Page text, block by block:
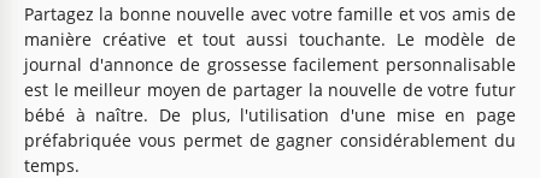
Partagez la bonne nouvelle avec votre famille et vos amis de
manière créative et tout aussi touchante. Le modèle de
journal d'annonce de grossesse facilement personnalisable
est le meilleur moyen de partager la nouvelle de votre futur
bébé à naître. De plus, l'utilisation d'une mise en page
préfabriquée vous permet de gagner considérablement du
temps.